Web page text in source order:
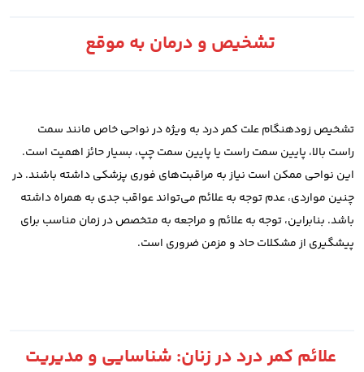
تشخیص و درمان به‌ موقع
تشخیص زودهنگام علت کمر درد به ویژه در نواحی خاص مانند سمت
راست بالا، پایین سمت راست یا پایین سمت چپ، بسیار حائز اهمیت است.
این نواحی ممکن است نیاز به مراقبت‌های فوری پزشکی داشته باشند. در
چنین مواردی، عدم توجه به علائم می‌تواند عواقب جدی به همراه داشته
باشد. بنابراین، توجه به علائم و مراجعه به متخصص در زمان مناسب برای
پیشگیری از مشکلات حاد و مزمن ضروری است.
علائم کمر درد در زنان: شناسایی و مدیریت